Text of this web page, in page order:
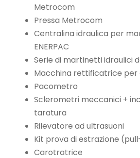
Metrocom
Pressa Metrocom
Centralina idraulica per
ENERPAC
Serie di martinetti idraulici
Macchina rettificatrice per
Pacometro
Sclerometri meccanici +
taratura
Rilevatore ad ultrasuoni
Kit prova di estrazione
Carotratrice